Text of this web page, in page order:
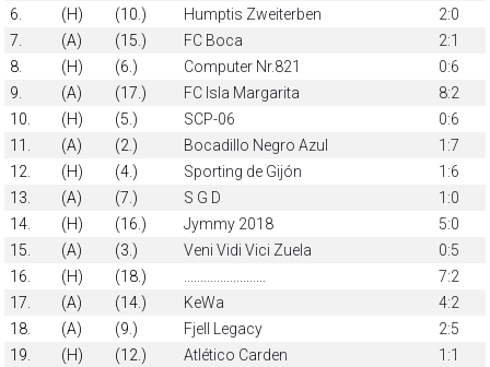
6.
(H) (10.) Humptis Zweiterben
2:0
7.
(A) (15.) FC Boca
2:1
8.
(H) (6.) Computer Nr.821
0:6
9.
(A) (17.) FC Isla Margarita
8:2
10.
(H) (5.) SCP-06
0:6
11.
(A) (2.) Bocadillo Negro Azul
1:7
12.
(H) (4.) Sporting de Gijón
1:6
13.
(A) (7.) S G D
1:0
14.
(H) (16.) Jymmy 2018
5:0
15.
(A) (3.) Veni Vidi Vici Zuela
0:5
16.
(H) (18.)
7:2
17.
(A) (14.) KeWa
4:2
18.
(A) (9.) Fjell Legacy
2:5
19.
(H) (12.) Atlético Carden
1:1